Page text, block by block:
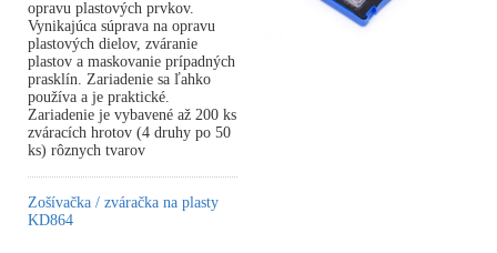
opravu plastových prvkov.
Vynikajúca súprava na opravu
plastových dielov, zváranie
plastov a maskovanie prípadných
prasklín. Zariadenie sa ľahko
používa a je praktické.
Zariadenie je vybavené až 200 ks
zváracích hrotov (4 druhy po 50
ks) rôznych tvarov
Zošívačka / zváračka na plasty
KD864